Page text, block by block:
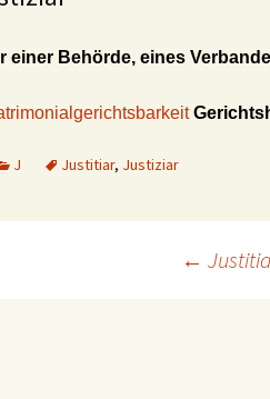
einer Behörde, eines
J Justitiar, Justiziar
←